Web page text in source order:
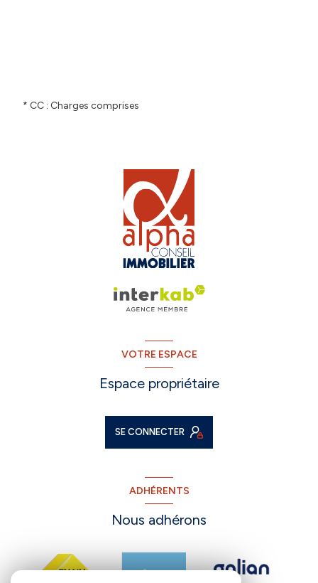
* CC : Charges comprises
VOTRE ESPACE
Espace propriétaire
SE CONNECTER
ADHÉRENTS
Nous adhérons